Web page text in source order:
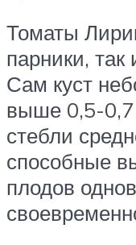
Томаты
парники, так
Сам куст
выше 0,5-
стебли
способные
плодов